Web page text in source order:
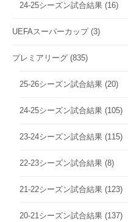
24-25シーズン試合結果 (16)
UEFAスーパーカップ(3)
プレミアリーグ (835)
25-26シーズン試合結果 (20)
24-25シーズン試合結果 (105)
23-24シーズン試合結果 (115)
22-23シーズン試合結果 (8)
21-22シーズン試合結果 (123)
20-21シーズン試合結果 (137)